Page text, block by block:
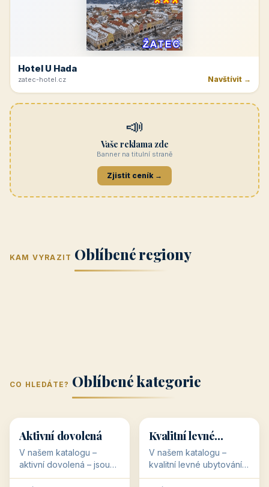
Hotel U Hada
zatec-hotel.cz Navštívit →
📣
Vaše reklama zde
Banner na titulní straně
Zjistit ceník →
KAM VYRAZIT Oblíbené regiony
(Jihomoravský
kraj)
kraj)
Zlínský kraj Žilinský
Karlovarský
Střední Čechy
(Středočeský
CO HLEDÁTE? Oblíbené kategorie
🥾 36 objektů
Aktivní dovolená
V našem katalogu –
aktivní dovolená – jsou
pro Vás připraveny
💰
💰
34 objektů
Kvalitní levné
ubytování
V našem katalogu –
kvalitní levné ubytování –
jsou pro Vás připraveny